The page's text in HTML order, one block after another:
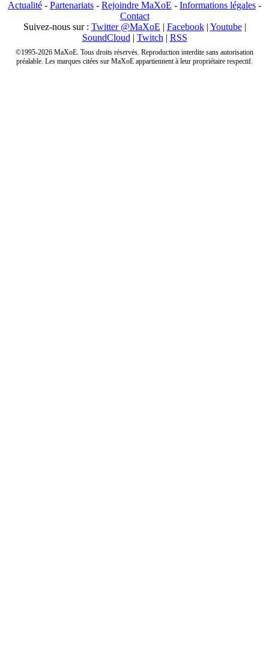
Actualité - Partenariats - Rejoindre MaXoE - Informations légales -
Contact
Suivez-nous sur : Twitter @MaXoE | Facebook| Youtube|
SoundCloud | Twitch | RSS
©1995-2026 MaXoE. Tous droits réservés. Reproduction interdite sans autorisation
préalable. Les marques citées sur MaXoE appartiennent à leur propriétaire respectif.